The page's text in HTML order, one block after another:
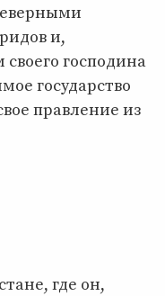
и,
господина
государство
правление из
где он,